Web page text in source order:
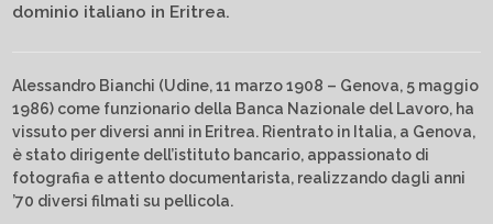
dominio italiano in Eritrea.
Alessandro Bianchi (Udine, 11 marzo 1908 – Genova, 5 maggio
1986) come funzionario della Banca Nazionale del Lavoro, ha
vissuto per diversi anni in Eritrea. Rientrato in Italia, a Genova,
è stato dirigente dell’istituto bancario, appassionato di
fotografia e attento documentarista, realizzando dagli anni
’70 diversi filmati su pellicola.